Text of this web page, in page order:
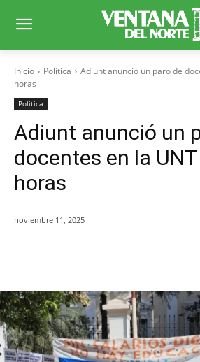
Inicio Política
Adiunt anunció un paro de
horas
Política
Adiunt anunció un
docentes en la
horas
noviembre 11, 2025